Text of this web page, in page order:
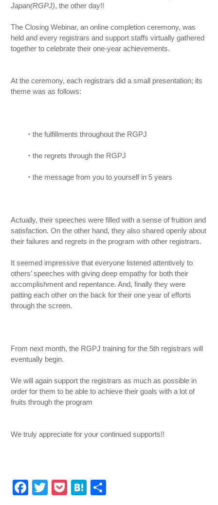
Japan(RGPJ), the other day!!
The Closing Webinar, an online completion ceremony, was
held and every registrars and support staffs virtually gathered
together to celebrate their one-year achievements.
At the ceremony, each registrars did a small presentation; its
theme was as follows:
・the fulfillments throughout the RGPJ
・the regrets through the RGPJ
・the message from you to yourself in 5 years
Actually, their speeches were filled with a sense of fruition and
satisfaction. On the other hand, they also shared openly about
their failures and regrets in the program with other registrars.
It seemed impressive that everyone listened attentively to
others’ speeches with giving deep empathy for both their
accomplishment and repentance. And, finally they were
patting each other on the back for their one year of efforts
through the screen.
From next month, the RGPJ training for the 5th registrars will
eventually begin.
We will again support the registrars as much as possible in
order for them to be able to achieve their goals with a lot of
fruits through the program
We truly appreciate for your continued supports!!
Facebook
Twitter
PocketHatena